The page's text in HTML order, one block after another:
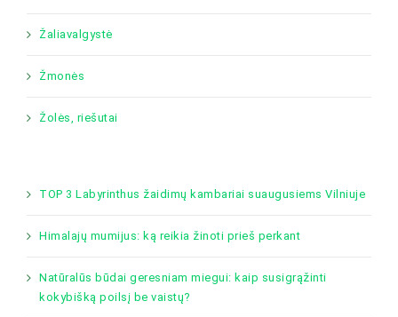
Žaliavalgystė
Žmonės
Žolės, riešutai
TOP 3 Labyrinthus žaidimų kambariai suaugusiems Vilniuje
Himalajų mumijus: ką reikia žinoti prieš perkant
Natūralūs būdai geresniam miegui: kaip susigrąžinti
kokybišką poilsį be vaistų?